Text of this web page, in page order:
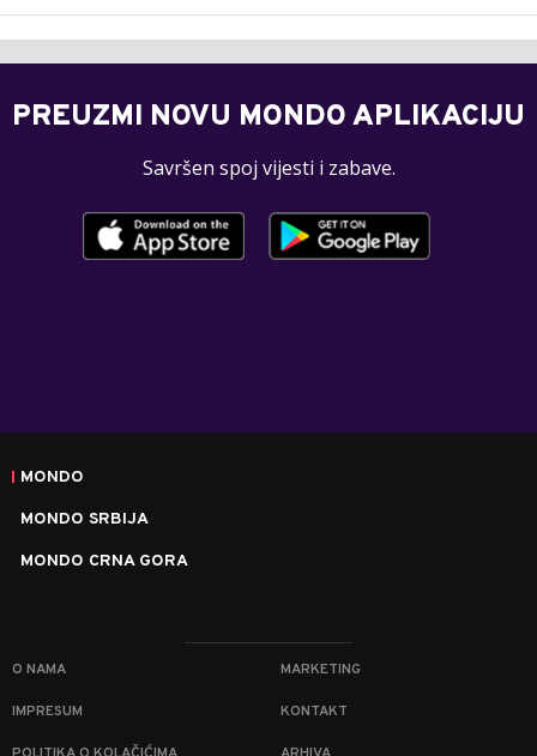
PREUZMI NOVU MONDO APLIKACIJU
Savršen spoj vijesti i zabave.
MONDO
MONDO SRBIJA
MONDO CRNA GORA
O NAMA MARKETING
IMPRESUM KONTAKT